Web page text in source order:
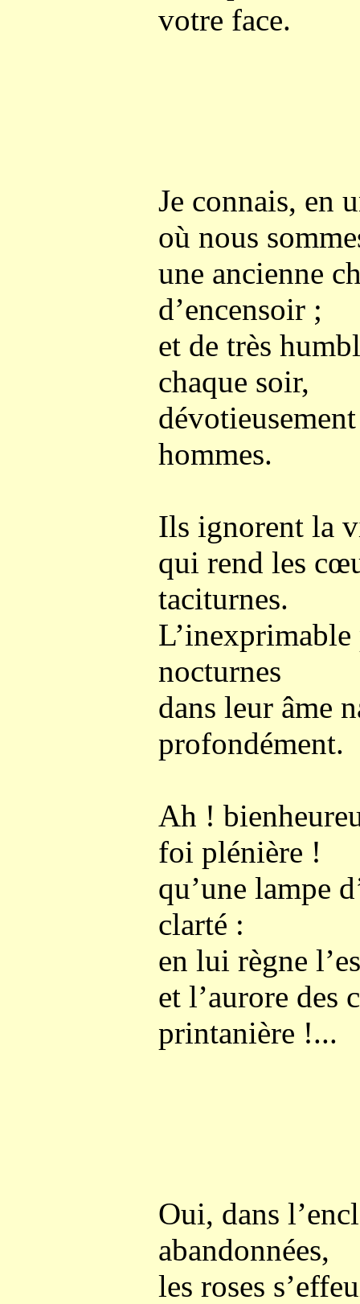
votre face.
Je connais, en
où nous
une ancienne
d’encensoir ;
et de très
chaque soir,
hommes.
Ils ignorent la
qui rend les
taciturnes.
nocturnes
dans leur âme
profondément.
Ah !
foi plénière !
qu’une lampe
clarté :
en lui règne
et l’aurore des
printanière !...
Oui, dans
abandonnées,
les roses